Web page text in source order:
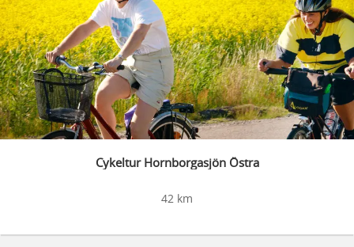
Cykeltur Hornborgasjön Östra
42 km